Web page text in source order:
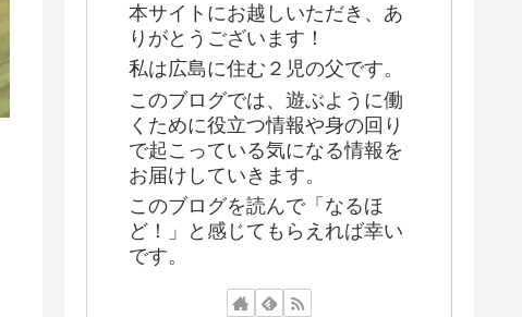
本サイトにお越しいただき、あ
りがとうございます！
私は広島に住む２児の父です。
このブログでは、遊ぶように働
くために役立つ情報や身の回り
で起こっている気になる情報を
お届けしていきます。
このブログを読んで「なるほ
ど！」と感じてもらえれば幸い
です。